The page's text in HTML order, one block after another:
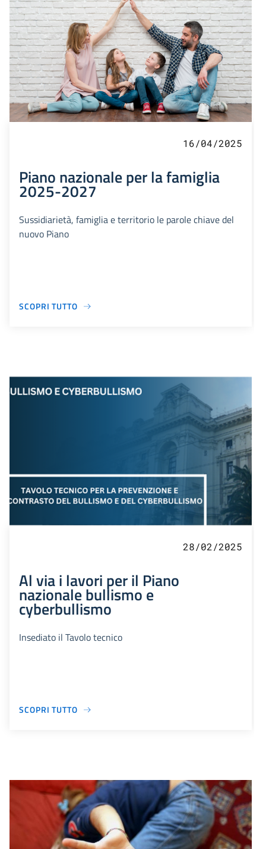
16/04/2025
Piano nazionale per la famiglia
2025-2027
Sussidiarietà, famiglia e territorio le parole chiave del
nuovo Piano
SCOPRI TUTTO
28/02/2025
Al via i lavori per il Piano
nazionale bullismo e
cyberbullismo
Insediato il Tavolo tecnico
SCOPRI TUTTO